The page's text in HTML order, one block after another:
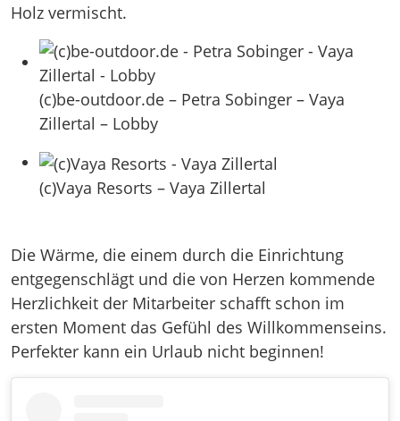
Holz vermischt.
(c)be-outdoor.de – Petra Sobinger – Vaya
Zillertal – Lobby
(c)Vaya Resorts – Vaya Zillertal
Die Wärme, die einem durch die Einrichtung
entgegenschlägt und die von Herzen kommende
Herzlichkeit der Mitarbeiter schafft schon im
ersten Moment das Gefühl des Willkommenseins.
Perfekter kann ein Urlaub nicht beginnen!